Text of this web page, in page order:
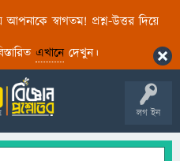
আপনাকে স্বাগতম! প্রশ্ন-উত্তর দিয়ে
এখানেদেখুন।
লগ ইন